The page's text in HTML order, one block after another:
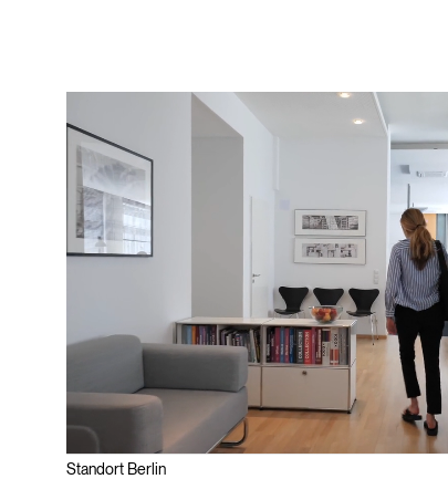
Standort Berlin